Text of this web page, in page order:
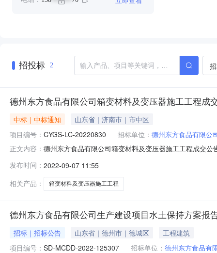
招投标 2
德州东方食品有限公司箱变材料及变压器施工工程成
中标｜中标通知
山东省｜济南市｜市中区
项目编号： CYGS-LC-20220830 招标单位： 德州东方食品有限公
正文内容： 德州东方食品有限公司箱变材料及变压器施工工程成交
亿利丰泰建设工程有限公司山东省济南市市中区舜耕路
发布时间： 2022-09-07 11:55
相关产品：
箱变材料及变压器施工工程
德州东方食品有限公司生产建设项目水土保持方案
招标｜招标公告 山东省｜德州市｜德城区
工程建筑
项目编号： SD-MCDD-2022-125307 招标单位： 德州东方食品有